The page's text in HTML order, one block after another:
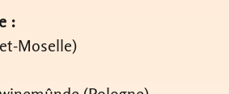
:
Moselle)